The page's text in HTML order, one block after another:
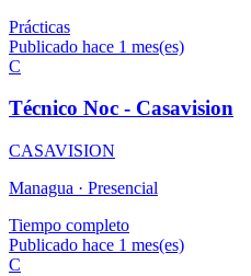
Prácticas
Publicado hace 1 mes(es)
C
Técnico Noc - Casavision
CASAVISION
Managua · Presencial
Tiempo completo
Publicado hace 1 mes(es)
C